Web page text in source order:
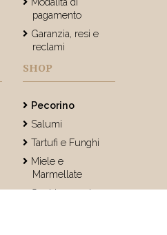
pagamento
Garanzia, resi e
reclami
SHOP
Pecorino
Salumi
Tartufi e Funghi
Miele e
Marmellate
Sughi e spezie